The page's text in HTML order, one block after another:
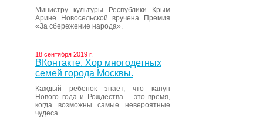
Министру культуры Республики Крым
Арине Новосельской вручена Премия
«За сбережение народа».
18 сентября 2019 г.
ВКонтакте. Хор многодетных
семей города Москвы.
Каждый ребенок знает, что канун
Нового года и Рождества – это время,
когда возможны самые невероятные
чудеса.